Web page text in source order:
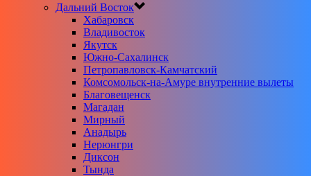
Дальний Восток
Хабаровск
Владивосток
Якутск
Южно-Сахалинск
Петропавловск-Камчатский
Комсомольск-на-Амуре внутренние вылеты
Благовещенск
Магадан
Мирный
Анадырь
Нерюнгри
Диксон
Тында